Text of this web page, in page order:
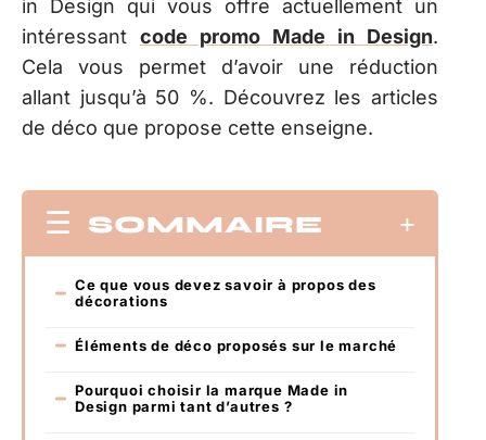
in Design qui vous offre actuellement un
intéressant code promo Made in Design.
Cela vous permet d’avoir une réduction
allant jusqu’à 50 %. Découvrez les articles
de déco que propose cette enseigne.
SOMMAIRE
Ce que vous devez savoir à propos des
décorations
Éléments de déco proposés sur le marché
Pourquoi choisir la marque Made in
Design parmi tant d’autres ?